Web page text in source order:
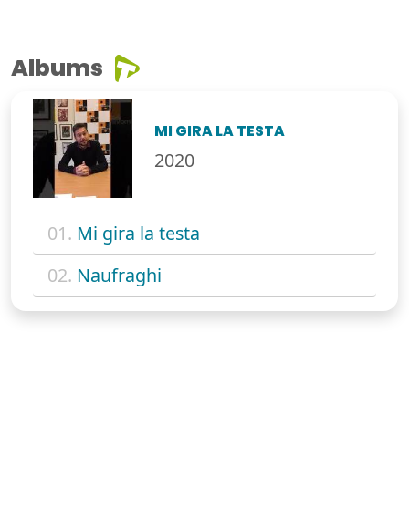
Albums
MI GIRA LA TESTA
2020
01. Mi gira la testa
02. Naufraghi